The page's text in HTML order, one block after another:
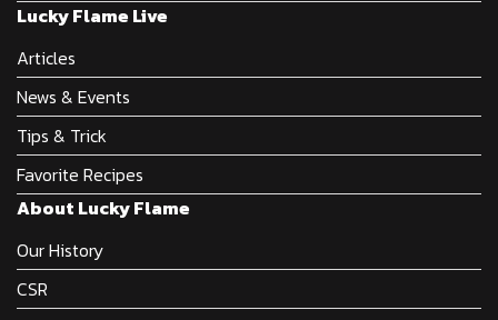
Lucky Flame Live
Articles
News & Events
Tips & Trick
Favorite Recipes
About Lucky Flame
Our History
CSR